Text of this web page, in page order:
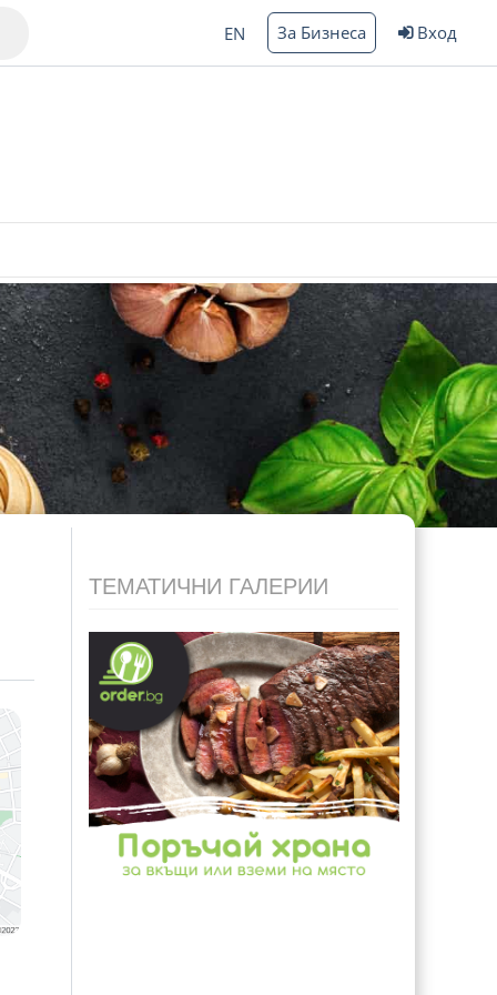
EN За Бизнеса Вход
ТЕМАТИЧНИ ГАЛЕРИИ